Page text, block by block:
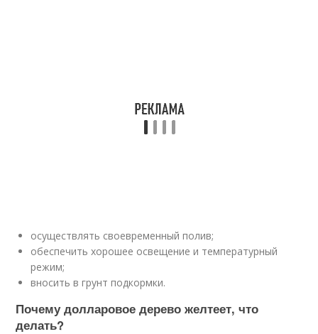
осуществлять своевременный полив;
обеспечить хорошее освещение и температурный
режим;
вносить в грунт подкормки.
Почему долларовое дерево желтеет, что
делать?